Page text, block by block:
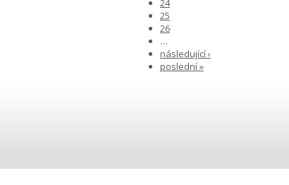
24
25
26
…
následující ›
poslední »